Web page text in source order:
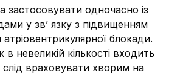
одночасно із
у зв’ язку з підвищенням
блокади.
невеликій кількості входить
враховувати хворим на